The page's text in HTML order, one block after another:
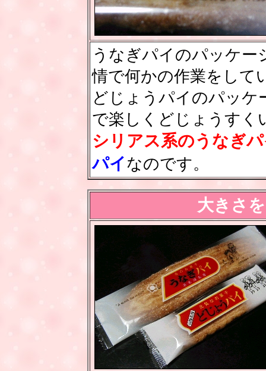
うなぎパイのパッケー
情で何かの作業をして
どじょうパイのパッケ
で楽しくどじょうすく
シリアス系のうなぎ
パイなのです。
大きさ